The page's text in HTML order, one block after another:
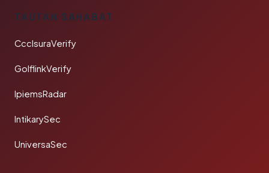
TAUTAN SAHABAT
CcclsuraVerify
GolflinkVerify
IpiemsRadar
IntikarySec
UniversaSec